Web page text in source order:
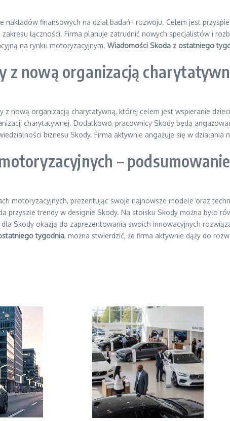
nakładów finansowych na dział badań i rozwoju. Celem jest
łączności. Firma planuje zatrudnić nowych specjalistów i
na rynku motoryzacyjnym. Wiadomości Skoda z ostatniego
z nową organizacją
z nową organizacją charytatywną, której celem jest wspieranie
charytatywnej. Dodatkowo, pracownicy Skody będą
biznesu Skody. Firma aktywnie angażuje się w działania
–
motoryzacyjnych, prezentując swoje najnowsze modele oraz
przyszłe trendy w designie Skody. Na stoisku Skody można było
dla Skody okazją do zaprezentowania swoich innowacyjnych
tygodnia, można stwierdzić, że firma aktywnie dąży do